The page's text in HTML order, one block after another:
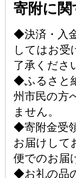
寄附に
◆決済・入
してはお受
了承くださ
◆ふるさと
州市民の方
ません。
◆寄附金受
お届けして
便でのお届
◆お礼の品